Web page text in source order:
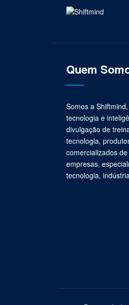
Quem
Somos a
tecnologia e
divulgação de
tecnologia,
comercializados
empresas,
tecnologia,